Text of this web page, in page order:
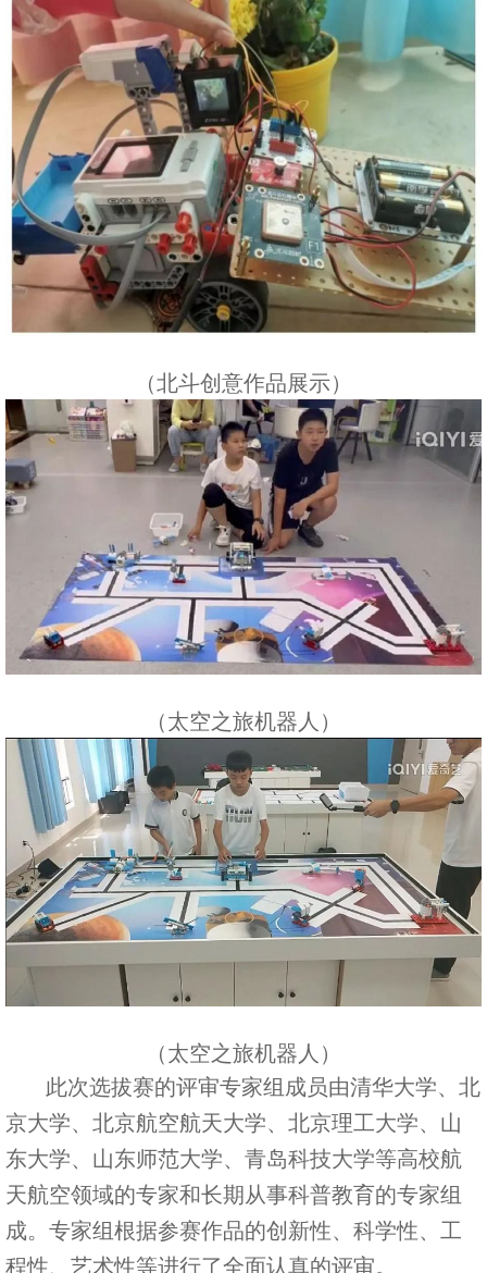
（北斗创意作品展示）
（太空之旅机器人）
（太空之旅机器人）
此次选拔赛的评审专家组成员由清华大学、北
京大学、北京航空航天大学、北京理工大学、山
东大学、山东师范大学、青岛科技大学等高校航
天航空领域的专家和长期从事科普教育的专家组
成。专家组根据参赛作品的创新性、科学性、工
程性、艺术性等进行了全面认真的评审。